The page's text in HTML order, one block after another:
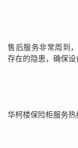
售后服务非常周到
存在的隐患，确保设
华柯楼保险柜服务热